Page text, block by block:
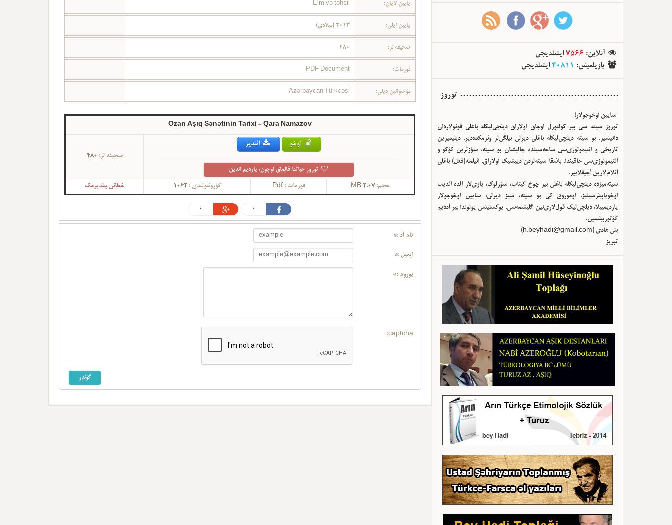
یایین لایان: Elm və təhsil
یایین ایلی: 2013 (میلادی)
صحیفه لر: 480
فورمات: PDF Document
مؤحتوانین دیلی: Azərbaycan Türkcəsi
Ozan Aşıq Sənətinin Tarixi - Qara Namazov
اوخو ائندیر
توروز حیاتدا قالماق اوچون، یاردیم ائدین
صحیفه لر:
حجم: 2.07 MB فورمات :Pdf گؤرونتولندی : 1062 خطانی بیلدیرمک
0
0
تام آد :*
ایمیل :*
یوروم :*
captcha:
آنلاین:
7566ایشلدیجی
یازیلمیش:
40811ایشلدیجی
توروز
سایین اوخوجولار!
توروز سیته سی بیر کولتورل اوجاق اولا‌راق دیلچی‌لیکله باغلی قونولاردان
دانیشیر. بو سیته دیلچی‌لیکله باغلی دیرلی بیلگی‌لر وئرمکده‌دیر. دیلیمیزین
تاریخی و ائتیمولوژی‌سی ساحه‌سینده چالیشان بو سیته، سؤزلرین کؤکو و
ائتیمولوژی‌سی حاقیندا، باشقا سیته‌لردن دییشیک اولا‌راق، ائیلمله(فعل) باغلی
آنلام‌لارین آچیقلاییر.
سیته‌میزده دیلچی‌لیکله باغلی بیر چوخ کیتاب، سؤزلوک، یازی‌لار الده ائدیب
اوخویابیلرسینیز. اوموروق کی بو سیته، سیز دیرلی، سایین اوخوجولار
یاردیمییلا، دیلچی‌لیک قول‌لاری‌نین گلیشمه‌سی، یوکسلیشی یولوندا بیر آددیم
گؤتوربیلسین.
بئی هادی (h.beyhadi@gmail.com
)
تبریز